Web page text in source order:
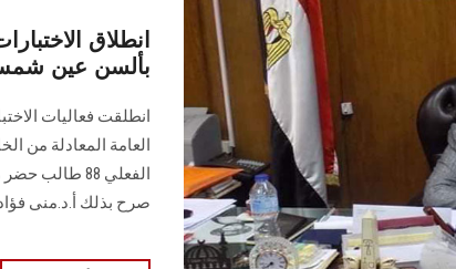
انطلاق
بألسن عين
انطلقت فعاليات
العامة المعادلة من
صرح بذلك أ.د.منى